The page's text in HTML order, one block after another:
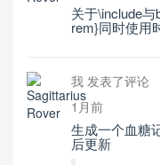
关于\include
rem}同时使用
我 发表了评论
1月前
生成一个血糖
后更新